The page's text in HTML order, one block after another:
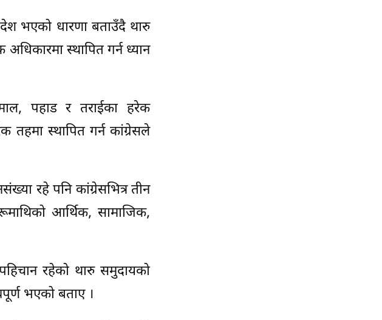
देश भएको धारणा बताउँदै थारु
स्थापित गर्न ध्यान
पहाड र तराईका हरेक
तहमा स्थापित गर्न कांग्रेसले
रहे पनि कांग्रेसभित्र तीन
आर्थिक, सामाजिक,
रहेको थारु समुदायको
भएको बताए ।